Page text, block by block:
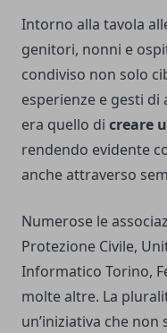
Intorno alla tavola
genitori, nonni e
condiviso non solo
esperienze e gesti di
era quello di creare
rendendo evidente
anche attraverso
Numerose le
Protezione Civile,
Informatico Torino,
molte altre. La
un’iniziativa che